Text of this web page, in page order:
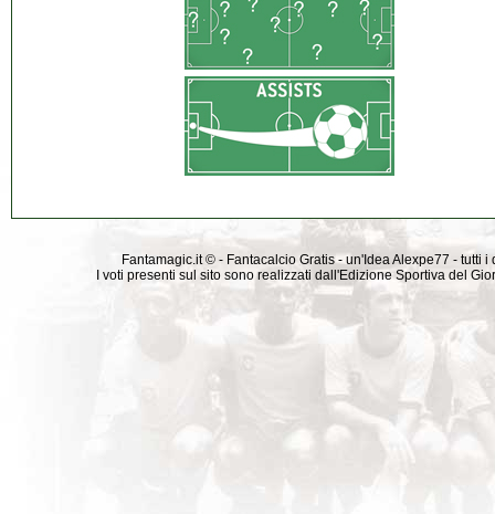
Fantamagic.it © - Fantacalcio Gratis - un'Idea Alexpe77 -
I voti presenti sul sito sono realizzati dall'Edizione Sportiva del